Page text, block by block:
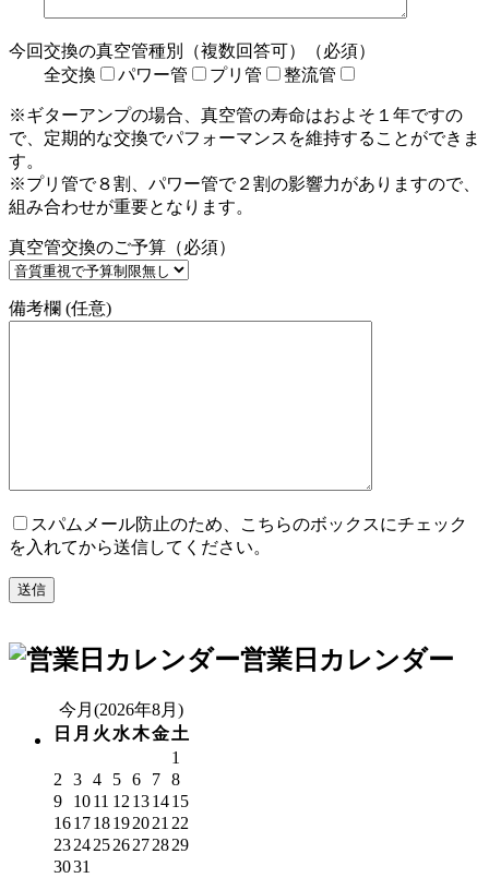
今回交換の真空管種別（複数回答可）（必須）
全交換
パワー管 プリ管 整流管
※ギターアンプの場合、真空管の寿命はおよそ１年ですの
で、定期的な交換でパフォーマンスを維持することができま
す。
※プリ管で８割、パワー管で２割の影響力がありますので、
組み合わせが重要となります。
真空管交換のご予算（必須）
備考欄 (任意)
スパムメール防止のため、こちらのボックスにチェック
を入れてから送信してください。
営業日カレンダー
今月(2026年8月)
日 月 火 水木金土
1
2
3 4 5 6 7 8
9
1011 12 131415
161718192021 22
23242526272829
3031